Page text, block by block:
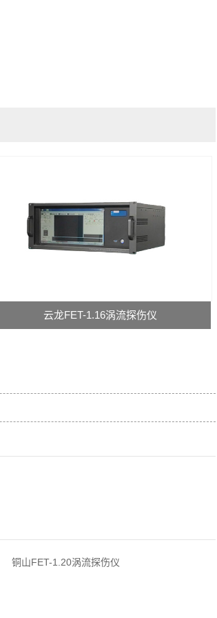
云龙FET-1.16涡流探伤仪
铜山FET-1.20涡流探伤仪